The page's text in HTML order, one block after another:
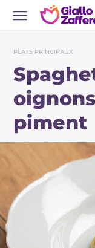
PLATS PRINCIPAUX
piment